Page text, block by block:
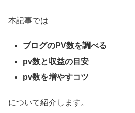
本記事では
ブログのPV数を調べる
pv数と収益の目安
pv数を増やすコツ
について紹介します。